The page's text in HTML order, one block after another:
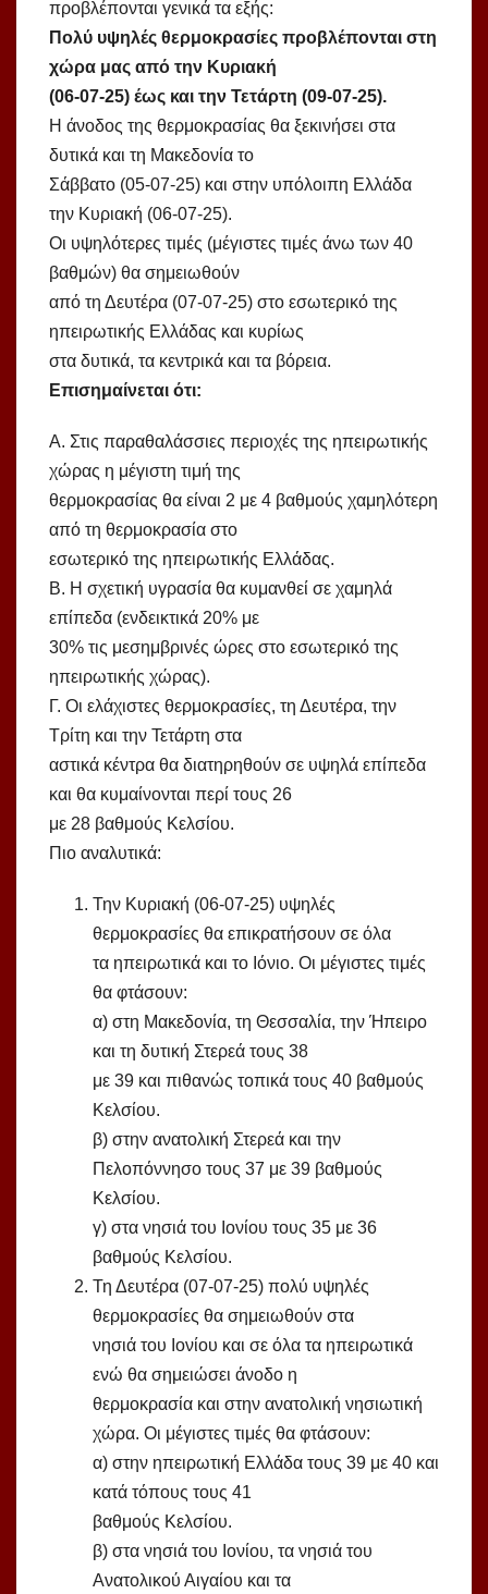
προβλέπονται γενικά τα εξής:
Πολύ υψηλές θερμοκρασίες προβλέπονται στη
χώρα μας από την Κυριακή
(06-07-25) έως και την Τετάρτη (09-07-25).
Η άνοδος της θερμοκρασίας θα ξεκινήσει στα
δυτικά και τη Μακεδονία το
Σάββατο (05-07-25) και στην υπόλοιπη Ελλάδα
την Κυριακή (06-07-25).
Οι υψηλότερες τιμές (μέγιστες τιμές άνω των 40
βαθμών) θα σημειωθούν
από τη Δευτέρα (07-07-25) στο εσωτερικό της
ηπειρωτικής Ελλάδας και κυρίως
στα δυτικά, τα κεντρικά και τα βόρεια.
Επισημαίνεται ότι:
Α. Στις παραθαλάσσιες περιοχές της ηπειρωτικής
χώρας η μέγιστη τιμή της
θερμοκρασίας θα είναι 2 με 4 βαθμούς χαμηλότερη
από τη θερμοκρασία στο
εσωτερικό της ηπειρωτικής Ελλάδας.
Β. Η σχετική υγρασία θα κυμανθεί σε χαμηλά
επίπεδα (ενδεικτικά 20% με
30% τις μεσημβρινές ώρες στο εσωτερικό της
ηπειρωτικής χώρας).
Γ. Οι ελάχιστες θερμοκρασίες, τη Δευτέρα, την
Τρίτη και την Τετάρτη στα
αστικά κέντρα θα διατηρηθούν σε υψηλά επίπεδα
και θα κυμαίνονται περί τους 26
με 28 βαθμούς Κελσίου.
Πιο αναλυτικά:
Την Κυριακή (06-07-25) υψηλές
θερμοκρασίες θα επικρατήσουν σε όλα
τα ηπειρωτικά και το Ιόνιο. Οι μέγιστες τιμές
θα φτάσουν:
α) στη Μακεδονία, τη Θεσσαλία, την Ήπειρο
και τη δυτική Στερεά τους 38
με 39 και πιθανώς τοπικά τους 40 βαθμούς
Κελσίου.
β) στην ανατολική Στερεά και την
Πελοπόννησο τους 37 με 39 βαθμούς
Κελσίου.
γ) στα νησιά του Ιονίου τους 35 με 36
βαθμούς Κελσίου.
Τη Δευτέρα (07-07-25) πολύ υψηλές
θερμοκρασίες θα σημειωθούν στα
νησιά του Ιονίου και σε όλα τα ηπειρωτικά
ενώ θα σημειώσει άνοδο η
θερμοκρασία και στην ανατολική νησιωτική
χώρα. Οι μέγιστες τιμές θα φτάσουν:
α) στην ηπειρωτική Ελλάδα τους 39 με 40 και
κατά τόπους τους 41
βαθμούς Κελσίου.
β) στα νησιά του Ιονίου, τα νησιά του
Ανατολικού Αιγαίου και τα